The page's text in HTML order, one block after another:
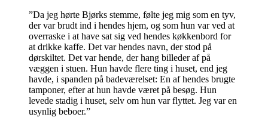
”Da jeg hørte Bjørks stemme, følte jeg mig som en tyv,
der var brudt ind i hendes hjem, og som hun var ved at
overraske i at have sat sig ved hendes køkkenbord for
at drikke kaffe. Det var hendes navn, der stod på
dørskiltet. Det var hende, der hang billeder af på
væggen i stuen. Hun havde flere ting i huset, end jeg
havde, i spanden på badeværelset: En af hendes brugte
tamponer, efter at hun havde været på besøg. Hun
levede stadig i huset, selv om hun var flyttet. Jeg var en
usynlig beboer.”